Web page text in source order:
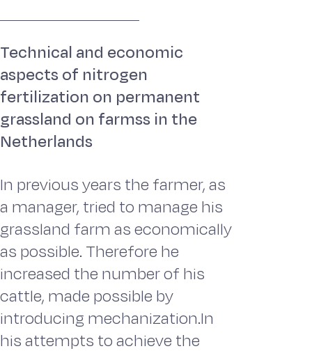
Technical and economic
aspects of nitrogen
fertilization on permanent
grassland on farmss in the
Netherlands
In previous years the farmer, as
a manager, tried to manage his
grassland farm as economically
as possible. Therefore he
increased the number of his
cattle, made possible by
introducing mechanization.In
his attempts to achieve the